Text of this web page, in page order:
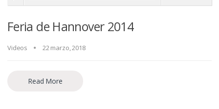
Feria de Hannover 2014
Videos 22 marzo, 2018
Read More